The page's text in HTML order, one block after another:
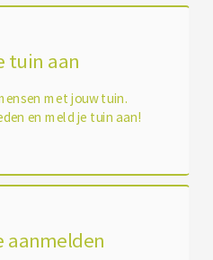
tuin aan
met jouw tuin.
en meld je tuin aan!
aanmelden